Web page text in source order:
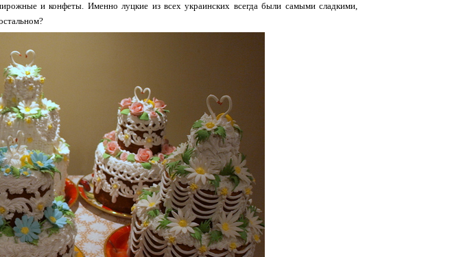
и конфеты. Именно луцкие из всех украинских всегда были самыми сладкими,